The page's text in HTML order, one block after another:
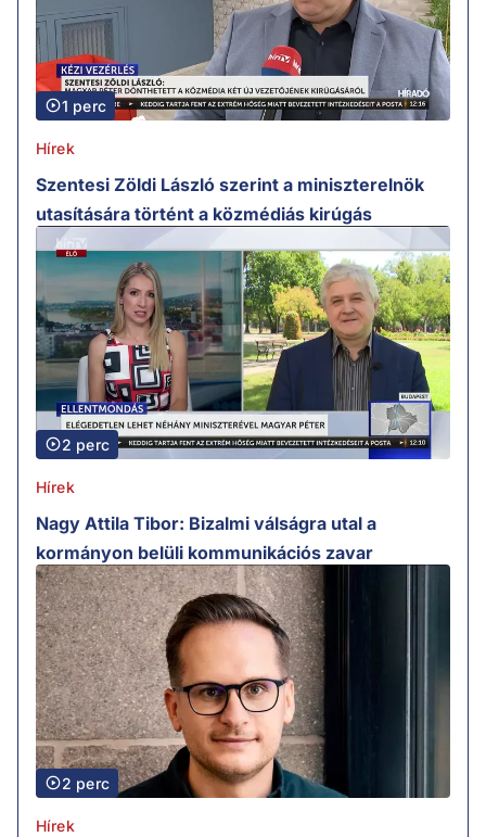
1 perc
Hírek
Szentesi Zöldi László szerint a miniszterelnök
utasítására történt a közmédiás kirúgás
2 perc
Hírek
Nagy Attila Tibor: Bizalmi válságra utal a
kormányon belüli kommunikációs zavar
2 perc
Hírek